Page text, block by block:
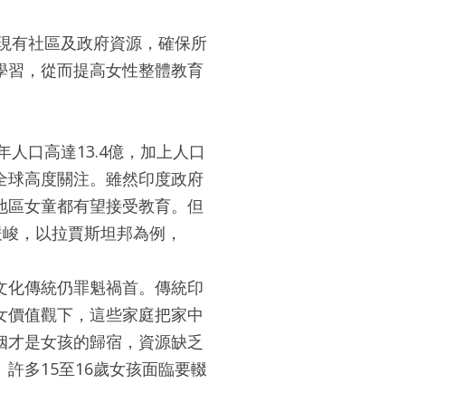
有社區及政府資源，確保所
，從而提高女性整體教育
人口高達13.4億，加上人口
球高度關注。雖然印度政府
女童都有望接受教育。但
，以拉賈斯坦邦為例，
傳統仍罪魁禍首。傳統印
值觀下，這些家庭把家中
是女孩的歸宿，資源缺乏
多15至16歲女孩面臨要輟